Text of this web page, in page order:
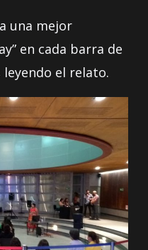
una mejor
en cada barra de
leyendo el relato.